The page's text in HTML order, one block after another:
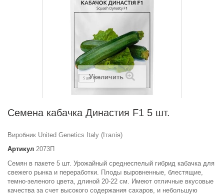
Увеличить
Семена кабачка Династия F1 5 шт.
Виробник United Genetics Italy (Італія)
Артикул 2073П
Семян в пакете 5 шт. Урожайный среднеспелый гибрид кабачка для
свежего рынка и переработки. Плоды выровненные, блестящие,
темно-зеленого цвета, длиной 20-22 см. Имеют отличные вкусовые
качества за счет высокого содержания сахаров, и небольшую